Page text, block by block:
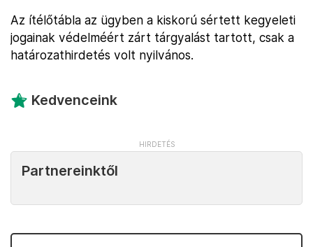
Az ítélőtábla az ügyben a kiskorú sértett kegyeleti
jogainak védelméért zárt tárgyalást tartott, csak a
határozathirdetés volt nyilvános.
Kedvenceink
Partnereinktől